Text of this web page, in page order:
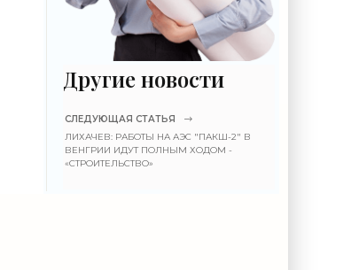
Другие новости
СЛЕДУЮЩАЯ СТАТЬЯ
ЛИХАЧЕВ: РАБОТЫ НА АЭС "ПАКШ-2" В
ВЕНГРИИ ИДУТ ПОЛНЫМ ХОДОМ -
«СТРОИТЕЛЬСТВО»